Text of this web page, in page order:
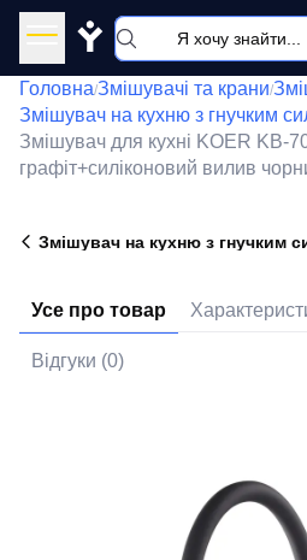
Y
Головна/Змішувачі та крани/
Змішувач на кухню з гнучким
Змішувач для кухні KOER KB-
графіт+силіконовий вилив
Змішувач на кухню з гнучким
Усе про товар
Відгуки (0)